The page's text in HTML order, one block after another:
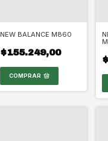
NEW BALANCE M860
$155.249,00
COMPRAR